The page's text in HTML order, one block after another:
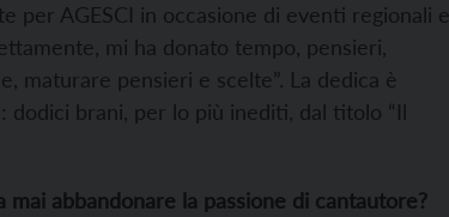
per AGESCI in occasione di eventi regionali e
mi ha donato tempo, pensieri,
maturare pensieri e scelte”. La dedica è
brani, per lo più inediti, dal titolo “Il
abbandonare la passione di cantautore?